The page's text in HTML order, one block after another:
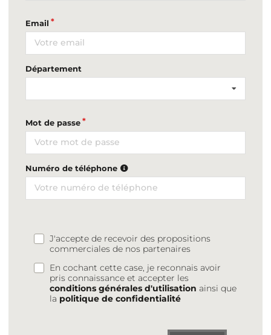
Email
Département
Mot de passe
Numéro de téléphone
J'accepte de recevoir des propositions
commerciales de nos partenaires
En cochant cette case, je reconnais avoir
pris connaissance et accepter les
conditions générales d'utilisation ainsi que
la politique de confidentialité